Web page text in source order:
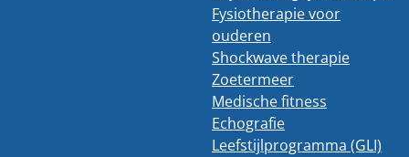
Fysiotherapie voor
ouderen
Shockwave therapie
Zoetermeer
Medische fitness
Echografie
Leefstijlprogramma (GLI)